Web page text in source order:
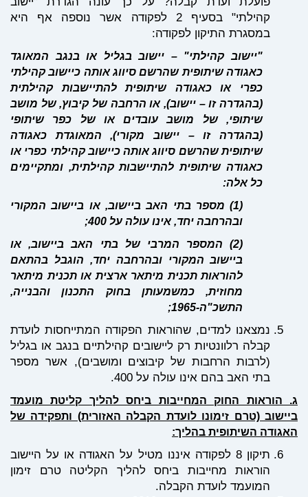
קהילתי" בסעיף 2 לפקודה אשר נוספה אף היא
במסגרת התיקון לפקודה:
"יישוב קהילתי" – יישוב בגליל או בנגב המאוגד
כאגודה שיתופית שהרשם סיווג אותה כיישוב קהילתי
כפרי או כאגודה שיתופית להתיישבות קהילתית
(בהגדרה זו – יישוב), או הרחבה של קיבוץ, של מושב
שיתופי, של מושב עובדים או של כפר שיתופי
(בהגדרה זו – יישוב מקורי), המאוגדת כאגודה
שיתופית שהרשם סיווג אותה כיישוב קהילתי כפרי או
כאגודה שיתופית להתיישבות קהילתית, ומתקיימים
כל אלה:
(1) מספר בתי האב ביישוב, או ביישוב המקורי
ובהרחבה יחד, אינו עולה על 400;
(2) המספר המרבי של בתי האב ביישוב, או
ביישוב המקורי ובהרחבה יחד, הוגבל בהתאם
להוראות תכנית מיתאר ארצית או תכנית מיתאר
מחוזית, כמשמעותן בחוק התכנון והבנייה,
התשכ"ה-1965;
נמצאנו למדים, שהוראות הפקודה המתייחסות לועדת
קבלה רלוונטיות רק ליישובים קהילתיים בנגב או בגליל
(לרבות הרחבות של קיבוצים ומושבים), אשר מספר
בתי האב בהם אינו עולה על 400.
החוק המחייבות ביחס להליך קליטת מועמד
(טרם זימונו לועדת הקבלה האזורית) ותפקידה של
השיתופית בהליך:
תיקון 8 לפקודה איננו מטיל על האגודה או על היישוב
הוראות מחייבות ביחס להליך הקליטה טרם זימון
המועמד לועדת הקבלה.